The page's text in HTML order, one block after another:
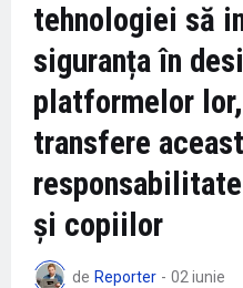
tehnologiei să
siguranța în
platformelor
transfere
și copiilor
de Reporter - 02 iunie